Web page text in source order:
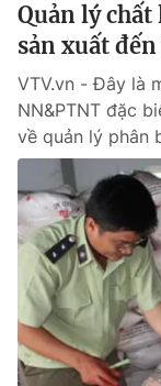
VTV9
Liên hệ tòa
THỜI BÁO VTV
Theo dõi báo trên
Cơ quan chủ quản:
Quản lý
sản xuất
VTV.vn - Đây là
NN&PTNT đặc
về quản lý phân